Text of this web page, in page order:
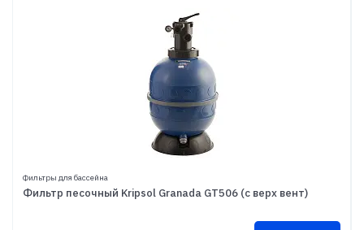
Фильтры для бассейна
Фильтр песочный Kripsol Granada GT506 (с верх вент)